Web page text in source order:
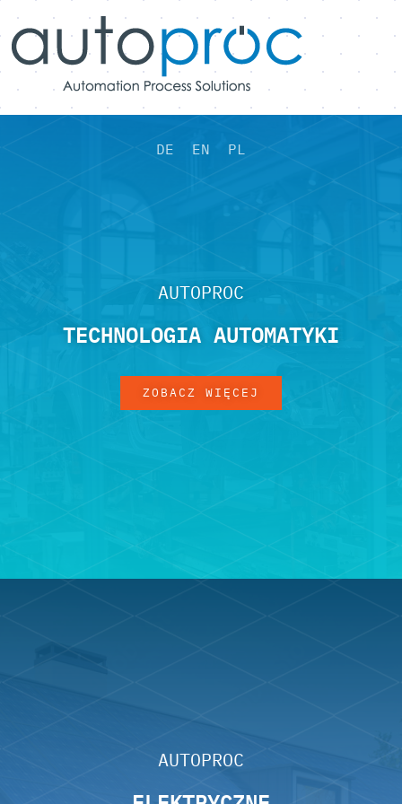
DE EN PL
AUTOPROC
TECHNOLOGIA AUTOMATYKI
ZOBACZ WIĘCEJ
AUTOPROC